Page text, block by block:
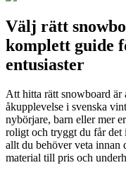
Välj rätt
komplett guide
entusiaster
Att hitta rätt snowboard är
åkupplevelse i svenska
nybörjare, barn eller mer
roligt och tryggt du får det
allt du behöver veta innan
material till pris och